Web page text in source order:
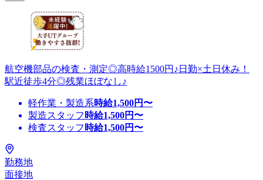
航空機部品の検査・測定◎高時給1500円♪日勤×土日休み！
駅近徒歩4分◎残業ほぼなし♪
軽作業・製造系時給1,500円〜
製造スタッフ 時給1,500円〜
検査スタッフ 時給1,500円〜
勤務地
面接地